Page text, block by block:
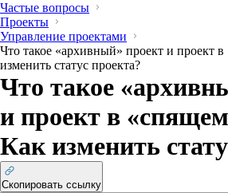
Частые вопросы
Проекты
Управление проектами
Что такое «архивный» проект и проект
изменить статус проекта?
Что такое
и проект в
Как изменить
Скопировать ссылку